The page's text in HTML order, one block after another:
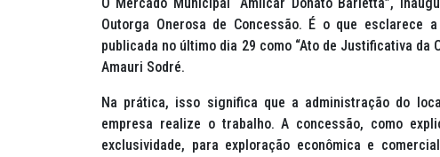
O Mercado Municipal “Amilcar Donato Barletta”,
Outorga Onerosa de Concessão. É o que esclarece
publicada no último dia 29 como “Ato de Justificativa
Amauri Sodré.
Na prática, isso significa que a administração do
empresa realize o trabalho. A concessão, como
exclusividade, para exploração econômica e